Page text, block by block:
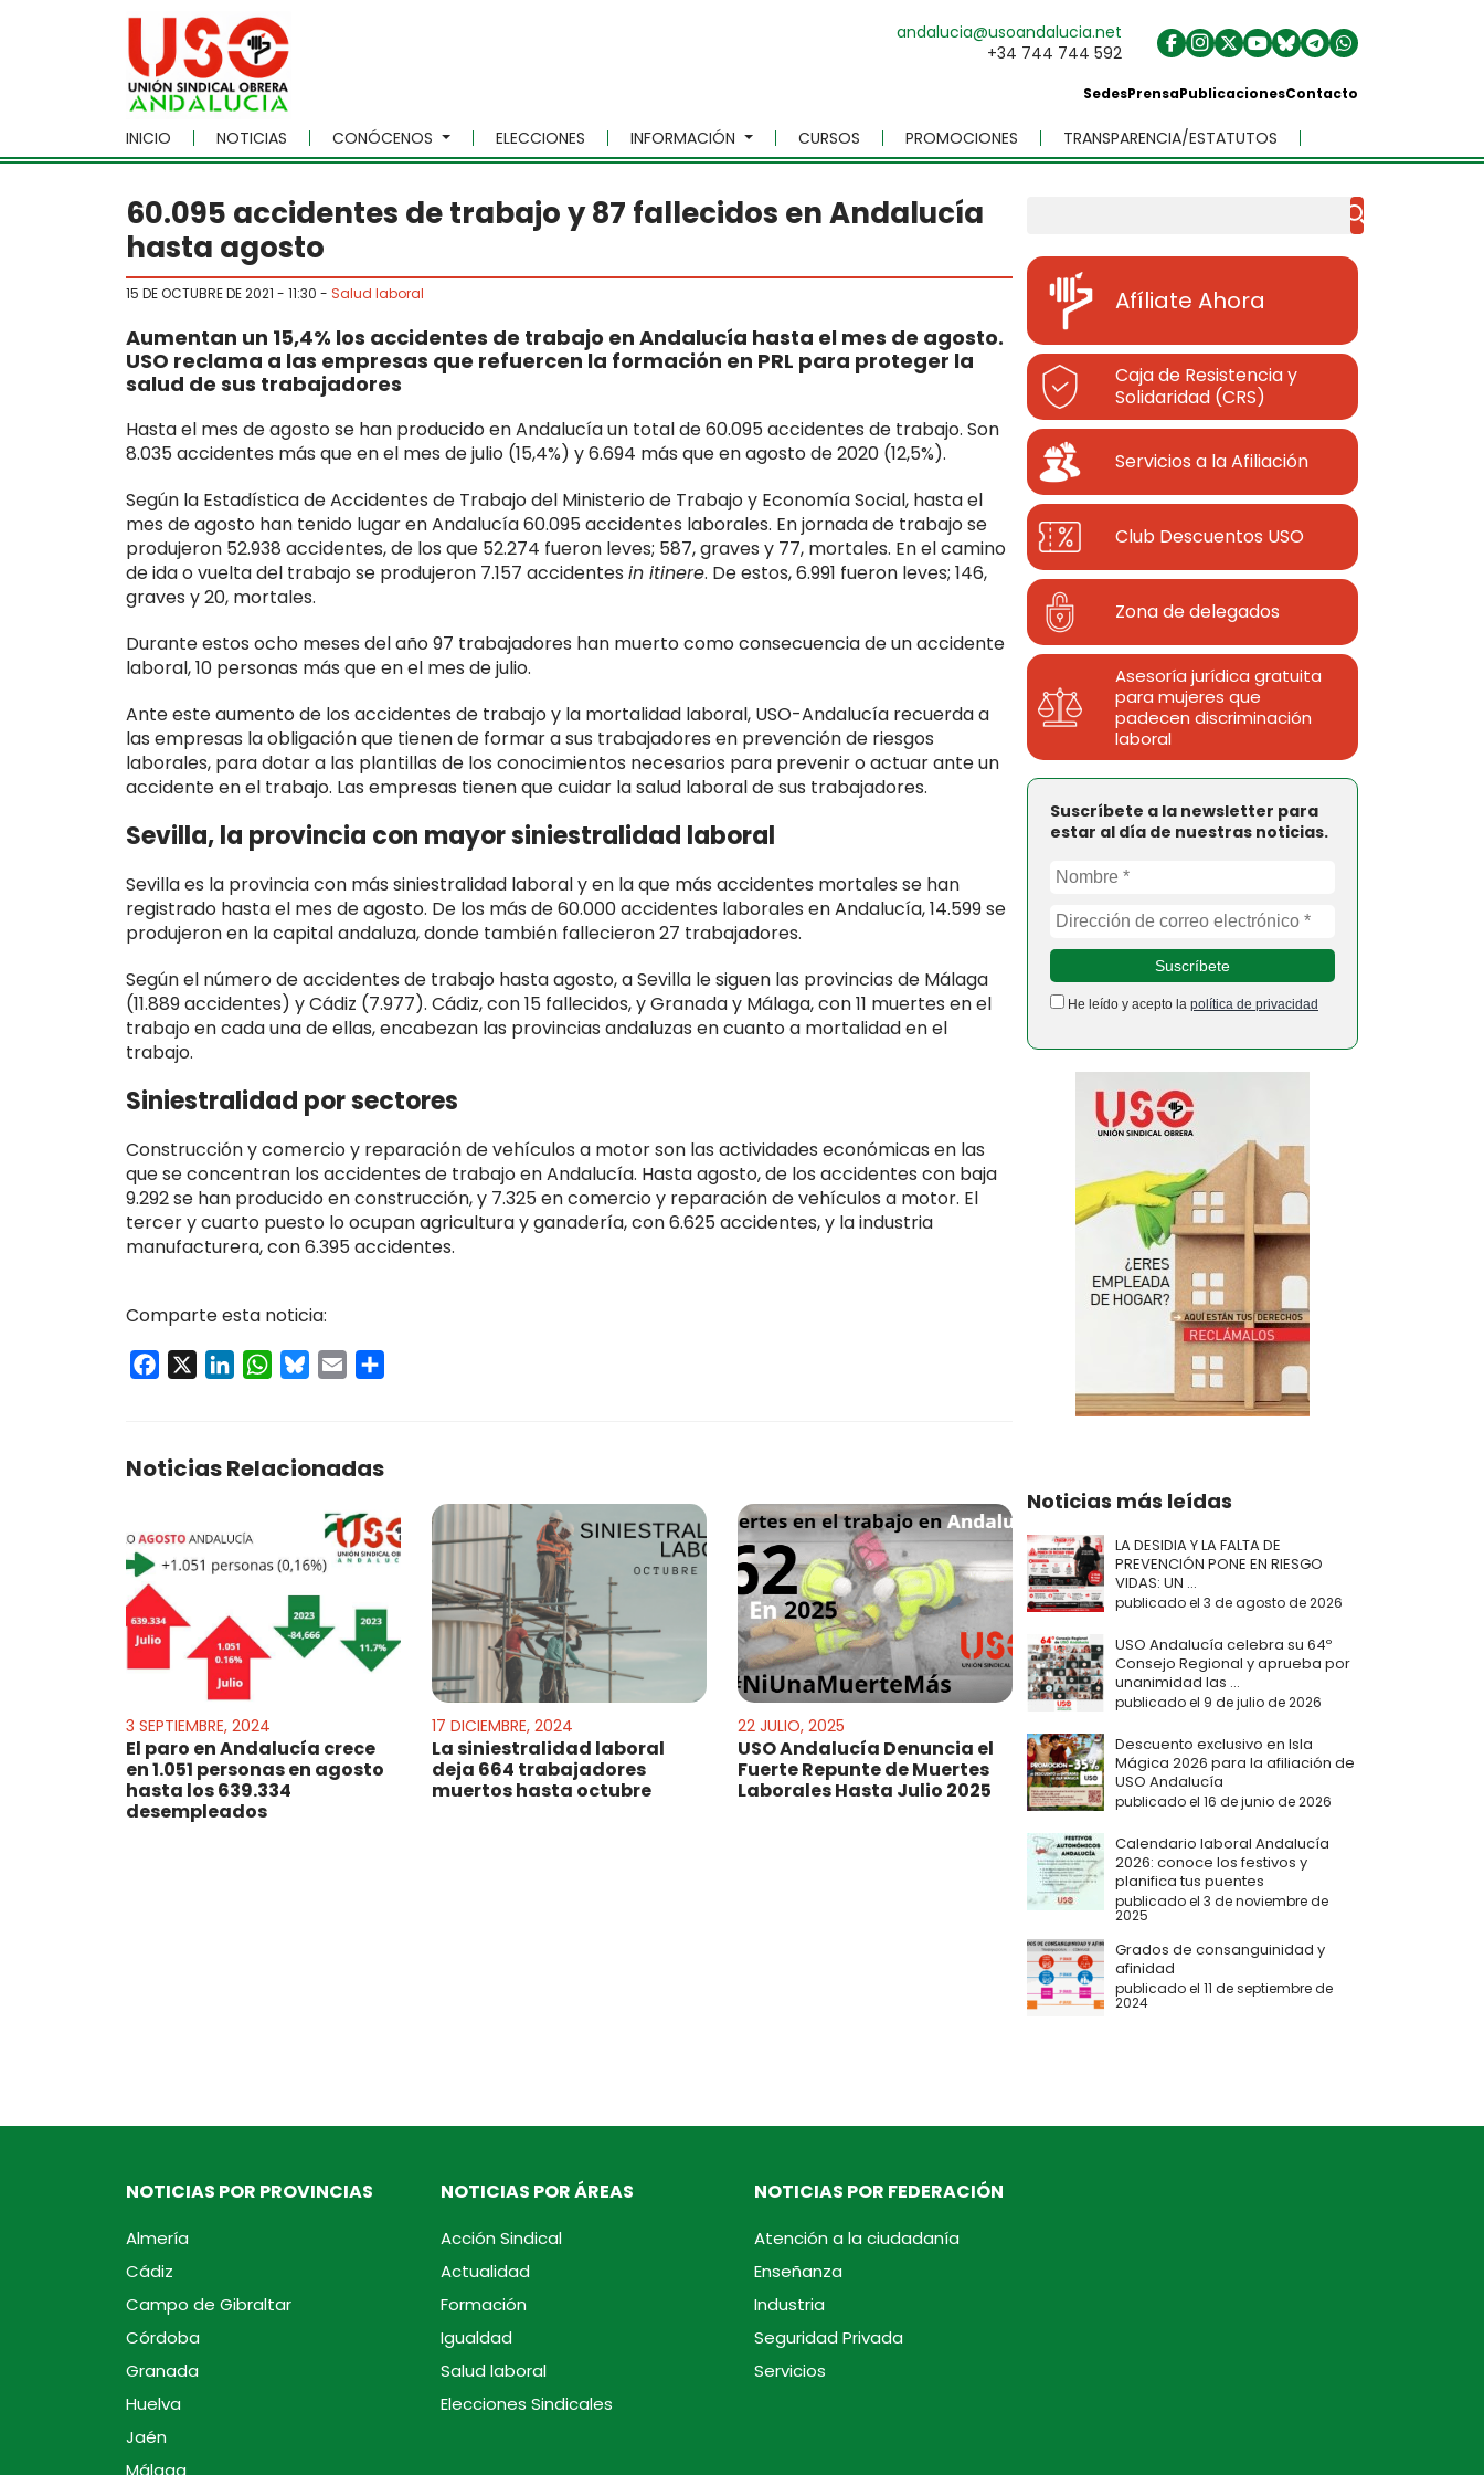
Skip to main content
andalucia@usoandalucia.net
+34 744 744 592
SedesPrensaPublicacionesContacto
INICIO NOTICIAS CONÓCENOS ELECCIONES INFORMACIÓN CURSOS PROMOCIONES TRANSPARENCIA/ESTATUTOS
60.095 accidentes de trabajo y 87 fallecidos en Andalucía
hasta agosto
15 DE OCTUBRE DE 2021 - 11:30 - Salud laboral
Aumentan un 15,4% los accidentes de trabajo en Andalucía hasta el mes de agosto.
USO reclama a las empresas que refuercen la formación en PRL para proteger la
salud de sus trabajadores
Hasta el mes de agosto se han producido en Andalucía un total de 60.095 accidentes de trabajo. Son
8.035 accidentes más que en el mes de julio (15,4%) y 6.694 más que en agosto de 2020 (12,5%).
Según la Estadística de Accidentes de Trabajo del Ministerio de Trabajo y Economía Social, hasta el
mes de agosto han tenido lugar en Andalucía 60.095 accidentes laborales. En jornada de trabajo se
produjeron 52.938 accidentes, de los que 52.274 fueron leves; 587, graves y 77, mortales. En el camino
de ida o vuelta del trabajo se produjeron 7.157 accidentes in itinere. De estos, 6.991 fueron leves; 146,
graves y 20, mortales.
Durante estos ocho meses del año 97 trabajadores han muerto como consecuencia de un accidente
laboral, 10 personas más que en el mes de julio.
Ante este aumento de los accidentes de trabajo y la mortalidad laboral, USO-Andalucía recuerda a
las empresas la obligación que tienen de formar a sus trabajadores en prevención de riesgos
laborales, para dotar a las plantillas de los conocimientos necesarios para prevenir o actuar ante un
accidente en el trabajo. Las empresas tienen que cuidar la salud laboral de sus trabajadores.
Sevilla, la provincia con mayor siniestralidad laboral
Sevilla es la provincia con más siniestralidad laboral y en la que más accidentes mortales se han
registrado hasta el mes de agosto. De los más de 60.000 accidentes laborales en Andalucía, 14.599 se
produjeron en la capital andaluza, donde también fallecieron 27 trabajadores.
Según el número de accidentes de trabajo hasta agosto, a Sevilla le siguen las provincias de Málaga
(11.889 accidentes) y Cádiz (7.977). Cádiz, con 15 fallecidos, y Granada y Málaga, con 11 muertes en el
trabajo en cada una de ellas, encabezan las provincias andaluzas en cuanto a mortalidad en el
trabajo.
Siniestralidad por sectores
Construcción y comercio y reparación de vehículos a motor son las actividades económicas en las
que se concentran los accidentes de trabajo en Andalucía. Hasta agosto, de los accidentes con baja
9.292 se han producido en construcción, y 7.325 en comercio y reparación de vehículos a motor. El
tercer y cuarto puesto lo ocupan agricultura y ganadería, con 6.625 accidentes, y la industria
manufacturera, con 6.395 accidentes.
Comparte esta noticia:
Facebook LinkedInWhatsApp
Bluesky
Email
Noticias Relacionadas
3 SEPTIEMBRE, 2024
El paro en Andalucía crece
en 1.051 personas en agosto
hasta los 639.334
desempleados
17 DICIEMBRE, 2024
La siniestralidad laboral
deja 664 trabajadores
muertos hasta octubre
22 JULIO, 2025
USO Andalucía Denuncia el
Fuerte Repunte de Muertes
Laborales Hasta Julio 2025
Afíliate Ahora
Caja de Resistencia y
Solidaridad (CRS)
Servicios a la Afiliación
Club Descuentos USO
Zona de delegados
Asesoría jurídica gratuita
para mujeres que
padecen discriminación
laboral
Suscríbete a la newsletter para
estar al día de nuestras noticias.
He leído y acepto la política de privacidad
Noticias más leídas
LA DESIDIA Y LA FALTA DE
PREVENCIÓN PONE EN RIESGO
VIDAS: UN ...
publicado el 3 de agosto de 2026
USO Andalucía celebra su 64º
Consejo Regional y aprueba por
unanimidad las ...
publicado el 9 de julio de 2026
Descuento exclusivo en Isla
Mágica 2026 para la afiliación de
USO Andalucía
publicado el 16 de junio de 2026
Calendario laboral Andalucía
2026: conoce los festivos y
planifica tus puentes
publicado el 3 de noviembre de
2025
Grados de consanguinidad y
afinidad
publicado el 11 de septiembre de
2024
NOTICIAS POR PROVINCIAS
Almería
Cádiz
Campo de Gibraltar
Córdoba
Granada
Huelva
Jaén
Málaga
NOTICIAS POR ÁREAS
Acción Sindical
Actualidad
Formación
Igualdad
Salud laboral
Elecciones Sindicales
NOTICIAS POR FEDERACIÓN
Atención a la ciudadanía
Enseñanza
Industria
Seguridad Privada
Servicios